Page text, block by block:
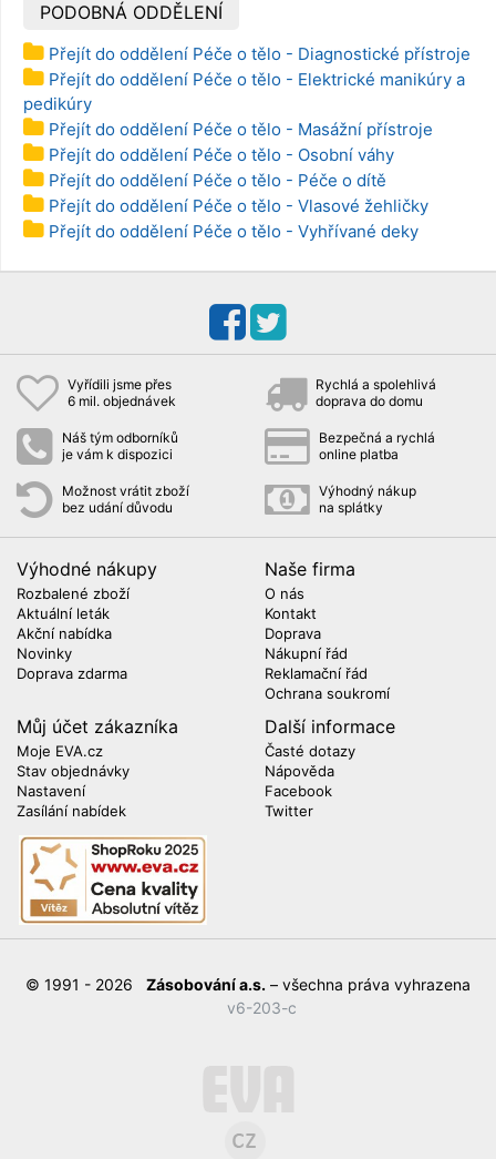
PODOBNÁ ODDĚLENÍ
Přejít do oddělení Péče o tělo - Diagnostické přístroje
Přejít do oddělení Péče o tělo - Elektrické manikúry a
pedikúry
Přejít do oddělení Péče o tělo - Masážní přístroje
Přejít do oddělení Péče o tělo - Osobní váhy
Přejít do oddělení Péče o tělo - Péče o dítě
Přejít do oddělení Péče o tělo - Vlasové žehličky
Přejít do oddělení Péče o tělo - Vyhřívané deky
Vyřídili jsme přes
6 mil. objednávek
Rychlá a spolehlivá
doprava do domu
Náš tým odborníků
je vám k dispozici
Bezpečná a rychlá
online platba
Možnost vrátit zboží
bez udání důvodu
Výhodný nákup
na splátky
Výhodné nákupy
Rozbalené zboží
Aktuální leták
Akční nabídka
Novinky
Doprava zdarma
Naše firma
O nás
Kontakt
Doprava
Nákupní řád
Reklamační řád
Ochrana soukromí
Můj účet zákazníka
Moje EVA.cz
Stav objednávky
Nastavení
Zasílání nabídek
Další informace
Časté dotazy
Nápověda
Facebook
Twitter
© 1991 - 2026 Zásobování a.s. – všechna práva vyhrazena
v6-203-c